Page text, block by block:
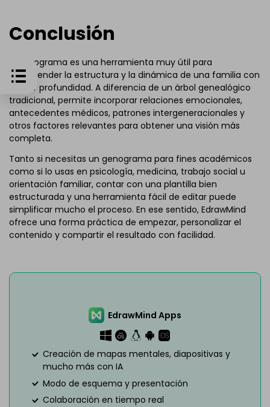
Conclusión
El genograma es una herramienta muy útil para
comprender la estructura y la dinámica de una familia con
mayor profundidad. A diferencia de un árbol genealógico
tradicional, permite incorporar relaciones emocionales,
antecedentes médicos, patrones intergeneracionales y
otros factores relevantes para obtener una visión más
completa.
Tanto si necesitas un genograma para fines académicos
como si lo usas en psicología, medicina, trabajo social u
orientación familiar, contar con una plantilla bien
estructurada y una herramienta fácil de editar puede
simplificar mucho el proceso. En ese sentido, EdrawMind
ofrece una forma práctica de empezar, personalizar el
contenido y compartir el resultado con facilidad.
EdrawMind Apps
Creación de mapas mentales, diapositivas y
mucho más con IA
Modo de esquema y presentación
Colaboración en tiempo real